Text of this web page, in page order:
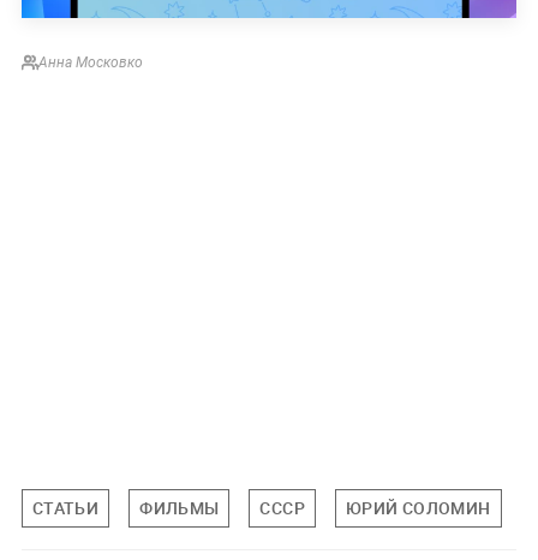
Анна Московко
СТАТЬИ ФИЛЬМЫ СССР ЮРИЙ СОЛОМИН